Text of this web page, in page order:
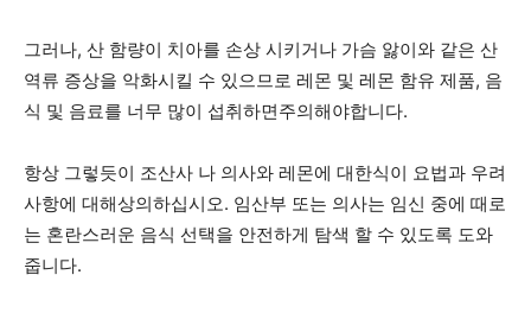
그러나, 산 함량이 치아를 손상 시키거나 가슴 앓이와 같은 산
역류 증상을 악화시킬 수 있으므로 레몬 및 레몬 함유 제품, 음
식 및 음료를 너무 많이 섭취하면주의해야합니다.
항상 그렇듯이 조산사 나 의사와 레몬에 대한식이 요법과 우려
사항에 대해상의하십시오. 임산부 또는 의사는 임신 중에 때로
는 혼란스러운 음식 선택을 안전하게 탐색 할 수 있도록 도와
줍니다.